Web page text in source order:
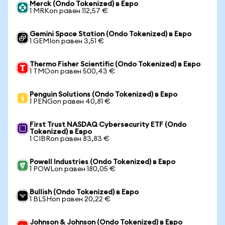
Merck (Ondo Tokenized) в Евро
1 MRKon равен 112,57 €
Gemini Space Station (Ondo Tokenized) в Евро
1 GEMIon равен 3,51 €
Thermo Fisher Scientific (Ondo Tokenized) в Евро
1 TMOon равен 500,43 €
Penguin Solutions (Ondo Tokenized) в Евро
1 PENGon равен 40,81 €
First Trust NASDAQ Cybersecurity ETF (Ondo
Tokenized) в Евро
1 CIBRon равен 83,83 €
Powell Industries (Ondo Tokenized) в Евро
1 POWLon равен 180,05 €
Bullish (Ondo Tokenized) в Евро
1 BLSHon равен 20,22 €
Johnson & Johnson (Ondo Tokenized) в Евро